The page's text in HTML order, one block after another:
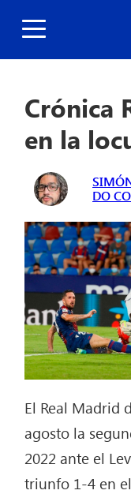
Crónica
en la
DO
El Real Madrid
agosto la
2022 ante el
triunfo 1-4 en